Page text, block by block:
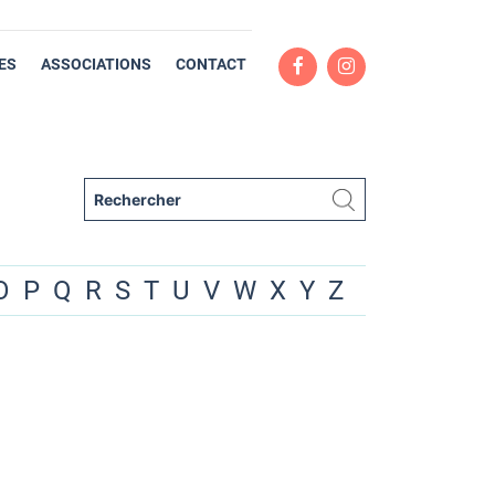
ASSOCIATIONS CONTACT
P Q R S T U V W X Y Z